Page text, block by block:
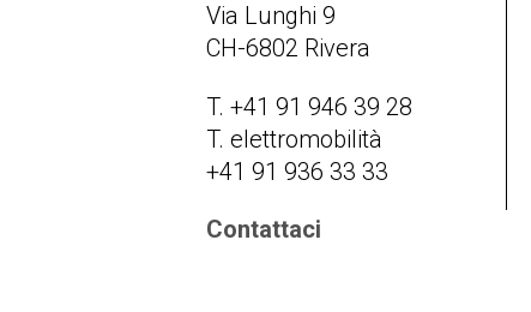
Via Lunghi 9
CH-6802 Rivera
T. +41 91 946 39 28
T. elettromobilità
+41 91 936 33 33
Contattaci